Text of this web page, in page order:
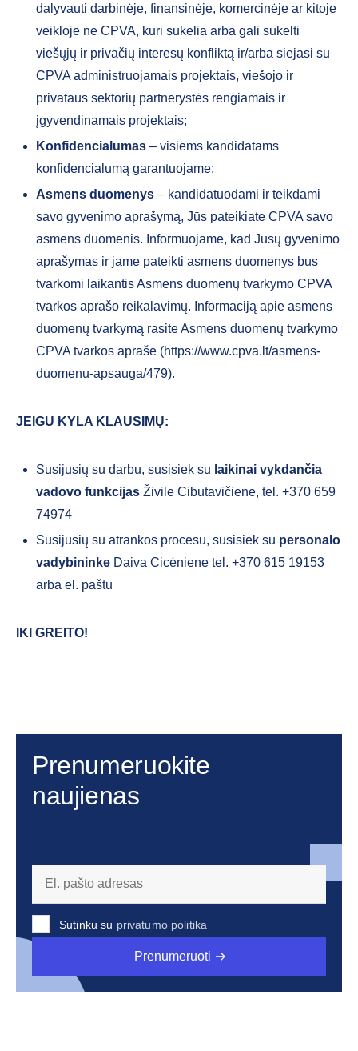
dalyvauti darbinėje, finansinėje, komercinėje ar kitoje
veikloje ne CPVA, kuri sukelia arba gali sukelti
viešųjų ir privačių interesų konfliktą ir/arba siejasi su
CPVA administruojamais projektais, viešojo ir
privataus sektorių partnerystės rengiamais ir
įgyvendinamais projektais;
Konfidencialumas – visiems kandidatams
konfidencialumą garantuojame;
Asmens duomenys – kandidatuodami ir teikdami
savo gyvenimo aprašymą, Jūs pateikiate CPVA savo
asmens duomenis. Informuojame, kad Jūsų gyvenimo
aprašymas ir jame pateikti asmens duomenys bus
tvarkomi laikantis Asmens duomenų tvarkymo CPVA
tvarkos aprašo reikalavimų. Informaciją apie asmens
duomenų tvarkymą rasite Asmens duomenų tvarkymo
CPVA tvarkos apraše (https://www.cpva.lt/asmens-
duomenu-apsauga/479).
JEIGU KYLA KLAUSIMŲ:
Susijusių su darbu, susisiek su laikinai vykdančia
vadovo funkcijas Živile Cibutavičiene, tel. +370 659
74974
Susijusių su atrankos procesu, susisiek su personalo
vadybininke Daiva Cicėniene tel. +370 615 19153
arba el. paštu
IKI GREITO!
Prenumeruokite
naujienas
Sutinku su privatumo politika
Prenumeruoti